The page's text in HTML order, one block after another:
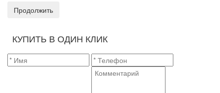
Продолжить
КУПИТЬ В ОДИН КЛИК